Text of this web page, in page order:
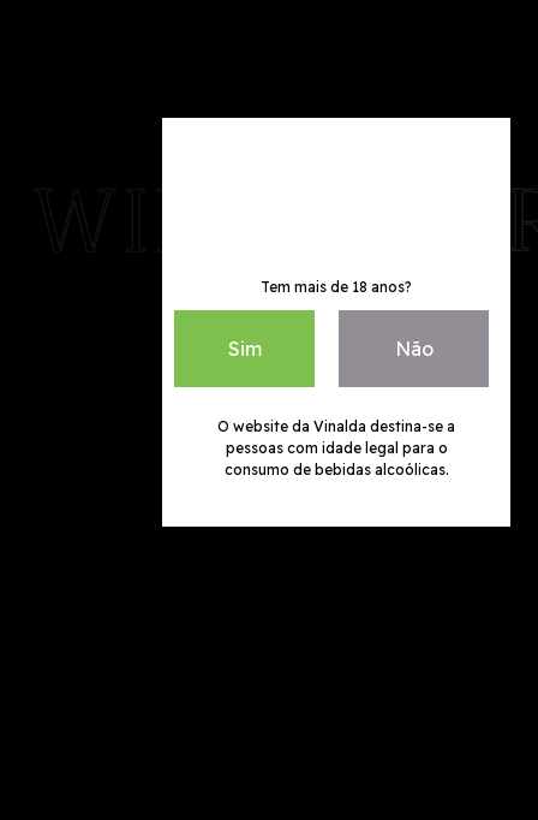
Tem mais de 18 anos?
Sim Não
O website da Vinalda destina-se a
pessoas com idade legal para o
consumo de bebidas alcoólicas.